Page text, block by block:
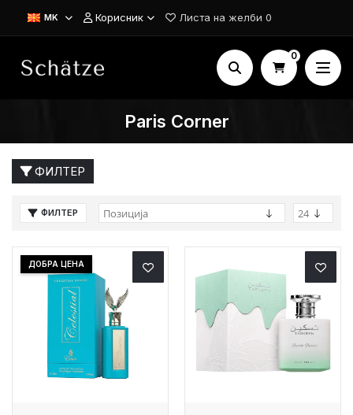
MK Корисник Листа на желби 0
0
Paris Corner
ФИЛТЕР
ФИЛТЕР
ДОБРА ЦЕНА